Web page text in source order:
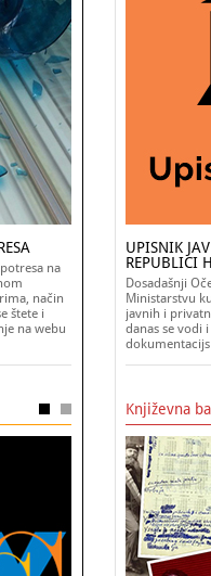
na
način
štete i
na webu
UPISNIK
REPUBLICI
Dosadašnji
Ministarstvu
javnih i
danas se vodi
Književna